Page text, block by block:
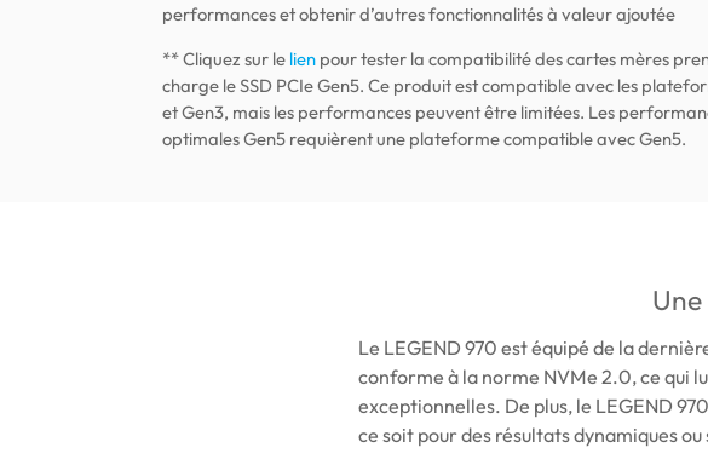
performances et obtenir d’autres fonctionnalités à valeur ajoutée
** Cliquez sur le lien pour tester la compatibilité des cartes mères
charge le SSD PCIe Gen5. Ce produit est compatible avec les
et Gen3, mais les performances peuvent être limitées. Les
optimales Gen5 requièrent une plateforme compatible avec Gen5.
Le LEGEND 970 est équipé de la
conforme à la norme NVMe 2.0, ce qui
exceptionnelles. De plus, le LEGEND
ce soit pour des résultats dynamiques